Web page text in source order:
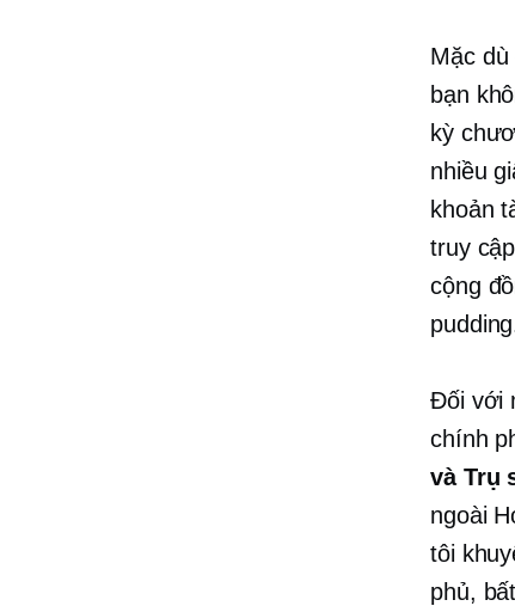
Mặc
bạn
kỳ
nhiều
khoản
truy
cộng
Đối với
chính
và Trụ
ngoài
tôi
phủ,